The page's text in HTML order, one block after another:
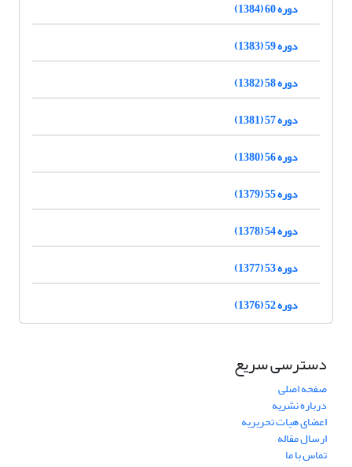
دوره 60 (1384)
دوره 59 (1383)
دوره 58 (1382)
دوره 57 (1381)
دوره 56 (1380)
دوره 55 (1379)
دوره 54 (1378)
دوره 53 (1377)
دوره 52 (1376)
دسترسی سریع
صفحه اصلی
درباره نشریه
اعضای هیات تحریریه
ارسال مقاله
تماس با ما